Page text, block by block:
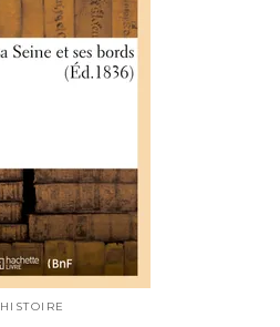
HISTOIRE